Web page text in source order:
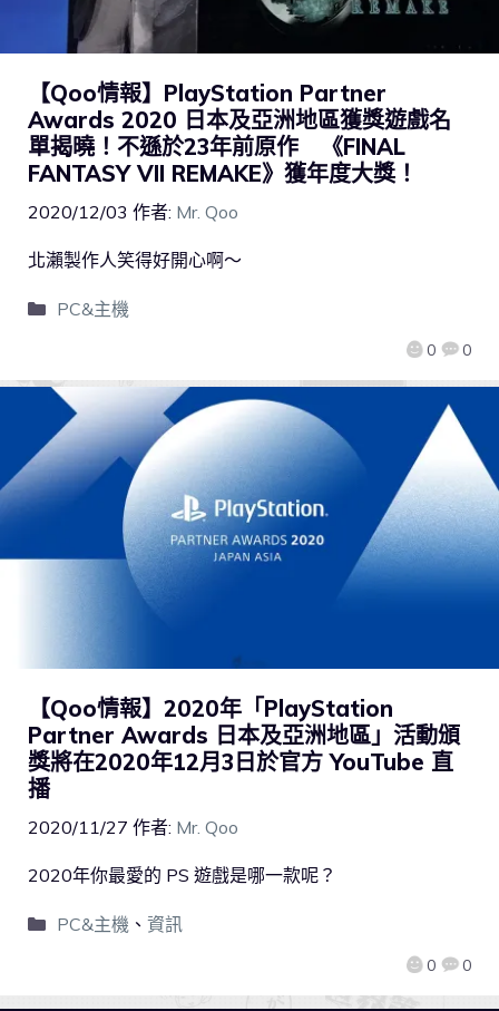
【Qoo情報】PlayStation Partner
Awards 2020 日本及亞洲地區獲獎遊戲名
單揭曉！不遜於23年前原作 《FINAL
FANTASY VII REMAKE》獲年度大獎！
2020/12/03 作者: Mr. Qoo
0 0
北瀨製作人笑得好開心啊～
PC&主機
【Qoo情報】2020年「PlayStation
Partner Awards 日本及亞洲地區」活動頒
獎將在2020年12月3日於官方 YouTube 直
播
2020/11/27 作者: Mr. Qoo
0 0
2020年你最愛的 PS 遊戲是哪一款呢？
PC&主機、 資訊